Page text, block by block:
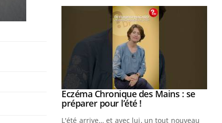
Youtube
Eczéma Chronique des Mains : se
préparer pour l’été !Youtube
L'été arrive… et avec lui, un tout nouveau